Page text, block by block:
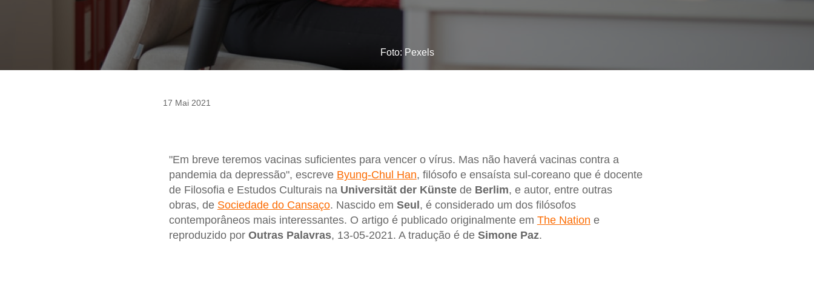
Foto: Pexels
17 Mai 2021
"Em breve teremos vacinas suficientes para vencer o vírus. Mas não haverá vacinas contra a
pandemia da depressão", escreve Byung-Chul Han, filósofo e ensaísta sul-coreano que é docente
de Filosofia e Estudos Culturais na Universität der Künstede Berlim, e autor, entre outras
obras, de Sociedade do Cansaço. Nascido em Seul, é considerado um dos filósofos
contemporâneos mais interessantes. O artigo é publicado originalmente em The Nation e
reproduzido por Outras Palavras, 13-05-2021. A tradução é de Simone Paz.